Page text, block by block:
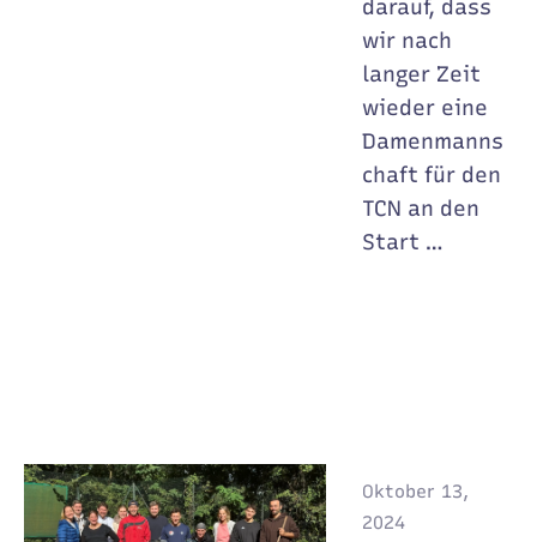
darauf, dass
wir nach
langer Zeit
wieder eine
Damenmanns
chaft für den
TCN an den
Start …
Oktober 13,
2024